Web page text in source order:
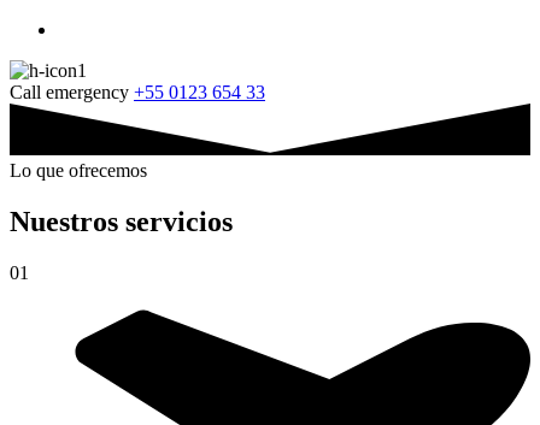
Call emergency +55 0123 654 33
Lo que ofrecemos
Nuestros servicios
01